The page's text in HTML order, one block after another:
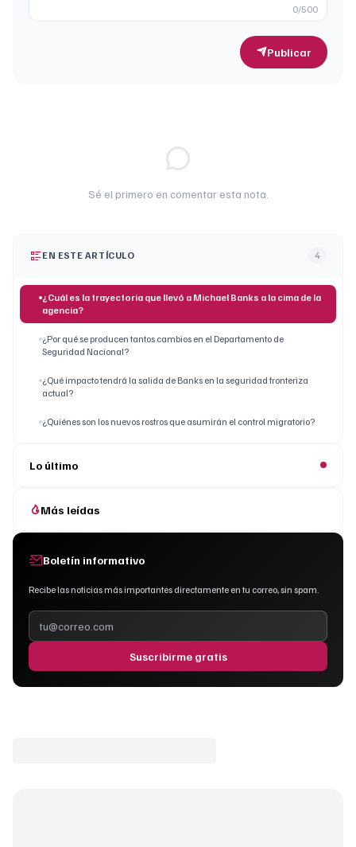
0/500
Publicar
Sé el primero en comentar esta nota.
EN ESTE ARTÍCULO 4
¿Cuál es la trayectoria que llevó a Michael Banks a la cima de la
agencia?
¿Por qué se producen tantos cambios en el Departamento de
Seguridad Nacional?
¿Qué impacto tendrá la salida de Banks en la seguridad fronteriza
actual?
¿Quiénes son los nuevos rostros que asumirán el control migratorio?
Lo último
Más leídas
Boletín informativo
Recibe las noticias más importantes directamente en tu correo, sin spam.
Suscribirme gratis